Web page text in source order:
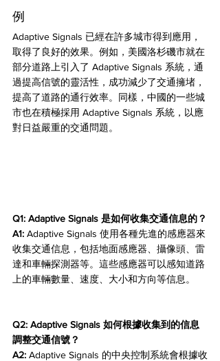
例
Adaptive Signals 已經在許多城市得到應用，
取得了良好的效果。例如，美國洛杉磯市就在
部分道路上引入了 Adaptive Signals 系統，通
過提高信號的靈活性，成功減少了交通擁堵，
提高了道路的通行效率。同樣，中國的一些城
市也在積極採用 Adaptive Signals 系統，以應
對日益嚴重的交通問題。
Q1: Adaptive Signals 是如何收集交通信息的？
A1: Adaptive Signals 使用各種先進的感應器來
收集交通信息，包括地面感應器、攝像頭、雷
達和車輛探測器等。這些感應器可以感知道路
上的車輛數量、速度、大小和方向等信息。
Q2: Adaptive Signals 如何根據收集到的信息
調整交通信號？
A2: Adaptive Signals 的中央控制系統會根據收